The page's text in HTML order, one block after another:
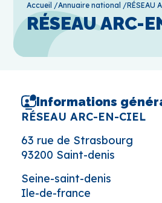
Accueil /Annuaire national /RÉSEAU
RÉSEAU ARC-
Informations
RÉSEAU ARC-EN-CIEL
63 rue de Strasbourg
93200 Saint-denis
Seine-saint-denis
Ile-de-france